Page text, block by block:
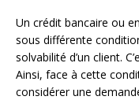
Un crédit bancaire ou
sous différente
solvabilité d’un client.
Ainsi, face à cette
considérer une